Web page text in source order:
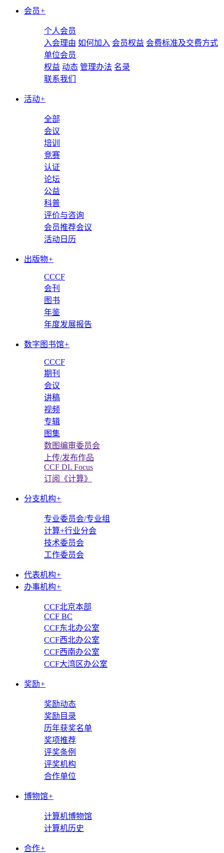
会员+
个人会员
入会理由 如何加入 会员权益 会费标准及交费方式
单位会员
权益 动态 管理办法 名录
联系我们
活动+
全部
会议
培训
竞赛
认证
论坛
公益
科普
评价与咨询
会员推荐会议
活动日历
出版物+
CCCF
会刊
图书
年鉴
年度发展报告
数字图书馆+
CCCF
期刊
会议
讲稿
视频
专辑
图集
数图编审委员会
上传/发布作品
CCF DL Focus
订阅《计算》
分支机构+
专业委员会/专业组
计算+行业分会
技术委员会
工作委员会
代表机构+
办事机构+
CCF北京本部
CCF BC
CCF东北办公室
CCF西北办公室
CCF西南办公室
CCF大湾区办公室
奖励+
奖励动态
奖励目录
历年获奖名单
奖项推荐
评奖条例
评奖机构
合作单位
博物馆+
计算机博物馆
计算机历史
合作+